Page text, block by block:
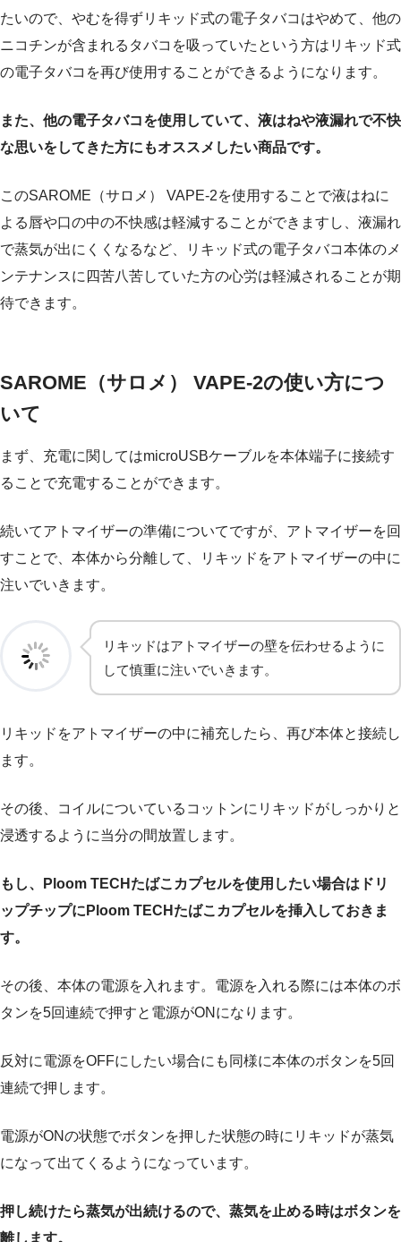
たいので、やむを得ずリキッド式の電子タバコはやめて、他の
ニコチンが含まれるタバコを吸っていたという方はリキッド式
の電子タバコを再び使用することができるようになります。
また、他の電子タバコを使用していて、液はねや液漏れで不快
な思いをしてきた方にもオススメしたい商品です。
このSAROME（サロメ） VAPE-2を使用することで液はねに
よる唇や口の中の不快感は軽減することができますし、液漏れ
で蒸気が出にくくなるなど、リキッド式の電子タバコ本体のメ
ンテナンスに四苦八苦していた方の心労は軽減されることが期
待できます。
SAROME（サロメ） VAPE-2の使い方につ
いて
まず、充電に関してはmicroUSBケーブルを本体端子に接続す
ることで充電することができます。
続いてアトマイザーの準備についてですが、アトマイザーを回
すことで、本体から分離して、リキッドをアトマイザーの中に
注いでいきます。
リキッドはアトマイザーの壁を伝わせるように
して慎重に注いでいきます。
リキッドをアトマイザーの中に補充したら、再び本体と接続し
ます。
その後、コイルについているコットンにリキッドがしっかりと
浸透するように当分の間放置します。
もし、Ploom TECHたばこカプセルを使用したい場合はドリ
ップチップにPloom TECHたばこカプセルを挿入しておきま
す。
その後、本体の電源を入れます。電源を入れる際には本体のボ
タンを5回連続で押すと電源がONになります。
反対に電源をOFFにしたい場合にも同様に本体のボタンを5回
連続で押します。
電源がONの状態でボタンを押した状態の時にリキッドが蒸気
になって出てくるようになっています。
押し続けたら蒸気が出続けるので、蒸気を止める時はボタンを
離します。